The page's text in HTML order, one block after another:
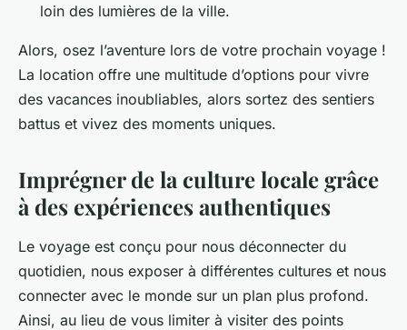
loin des lumières de la ville.
Alors, osez l’aventure lors de votre prochain voyage !
La location offre une multitude d’options pour vivre
des vacances inoubliables, alors sortez des sentiers
battus et vivez des moments uniques.
Imprégner de la culture locale grâce
à des expériences authentiques
Le voyage est conçu pour nous déconnecter du
quotidien, nous exposer à différentes cultures et nous
connecter avec le monde sur un plan plus profond.
Ainsi, au lieu de vous limiter à visiter des points